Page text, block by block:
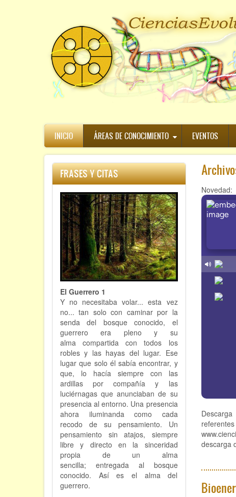
Navegación
principal
INICIO ÁREAS DE CONOCIMIENTO EVENTOS
FRASES Y CITAS
El Guerrero 1
Y no necesitaba volar... esta vez
no... tan solo con caminar por la
senda del bosque conocido, el
guerrero era pleno y su
alma compartida con todos los
robles y las hayas del lugar. Ese
lugar que solo él sabía encontrar, y
que, lo hacía siempre con las
ardillas por compañía y las
luciérnagas que anunciaban de su
presencia al entorno. Una presencia
ahora iluminanda como cada
recodo de su pensamiento. Un
pensamiento sin atajos, siempre
libre y directo en la sinceridad
propia de un alma
sencilla; entregada al bosque
conocido. Así es el alma del
guerrero.
Novedad:
descarga